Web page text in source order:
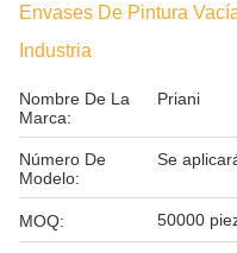
Envases De Pintura
Industria
Nombre De La
Marca:
Priani
Número De
Modelo:
Se
MOQ: 50000